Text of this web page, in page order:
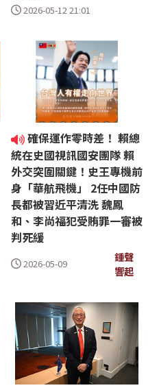
2026-05-12 21:01
確保運作零時差！ 賴總
統在史國視訊國安團隊 賴
外交突圍關鍵！史王專機前
身「華航飛機」 2任中國防
長都被習近平清洗 魏鳳
和、李尚福犯受賄罪一審被
判死緩
2026-05-09
鍾聲
響起